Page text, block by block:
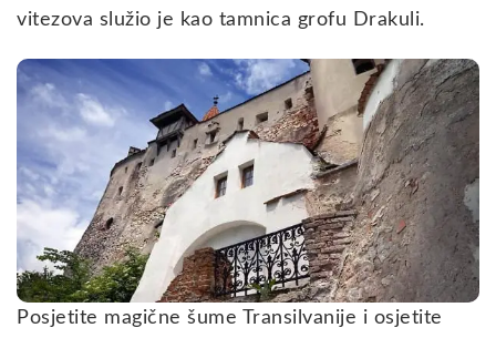
vitezova služio je kao tamnica grofu Drakuli.
Posjetite magične šume Transilvanije i osjetite